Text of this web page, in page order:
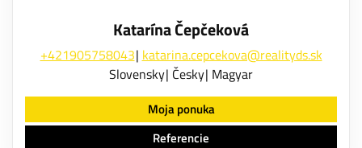
Katarína Čepčeková
+421905758043 katarina.cepcekova@realityds.sk
Slovensky Česky Magyar
Moja ponuka
Referencie